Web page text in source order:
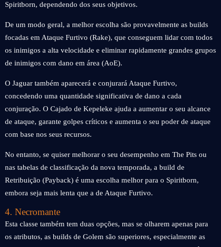
Spiritborn, dependendo dos seus objetivos.
De um modo geral, a melhor escolha são provavelmente as builds
focadas em Ataque Furtivo (Rake), que conseguem lidar com todos
os inimigos a alta velocidade e eliminar rapidamente grandes grupos
de inimigos com dano em área (AoE).
O Jaguar também aparecerá e conjurará Ataque Furtivo,
concedendo uma quantidade significativa de dano a cada
conjuração. O Cajado de Kepeleke ajuda a aumentar o seu alcance
de ataque, garante golpes críticos e aumenta o seu poder de ataque
com base nos seus recursos.
No entanto, se quiser melhorar o seu desempenho em The Pits ou
nas tabelas de classificação da nova temporada, a build de
Retribuição (Payback) é uma escolha melhor para o Spiritborn,
embora seja mais lenta que a de Ataque Furtivo.
4. Necromante
Esta classe também tem duas opções, mas se olharem apenas para
os atributos, as builds de Golem são superiores, especialmente as